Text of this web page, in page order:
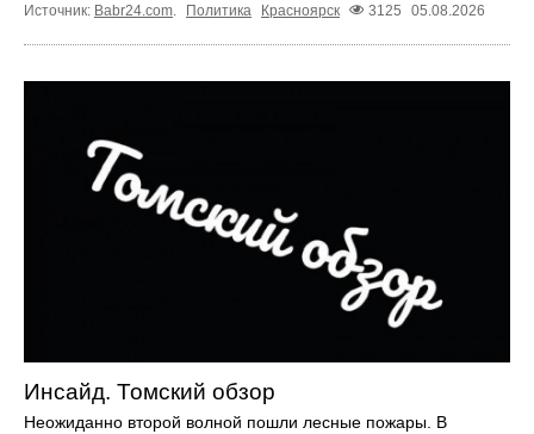
Источник: Babr24.com. Политика Красноярск 3125 05.08.2026
Инсайд. Томский обзор
Неожиданно второй волной пошли лесные пожары. В